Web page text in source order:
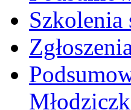
Szkolenia